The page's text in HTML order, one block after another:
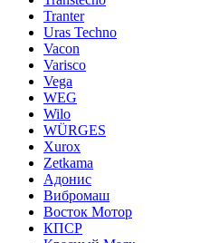
Tranter
Uras Techno
Vacon
Varisco
Vega
WEG
Wilo
WÜRGES
Xurox
Zetkama
Адонис
Вибромаш
Восток Мотор
КПСР